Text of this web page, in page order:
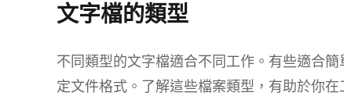
文字檔的類型
不同類型的文字檔適合不同工作。有些適合
定文件格式。了解這些檔案類型，有助於你